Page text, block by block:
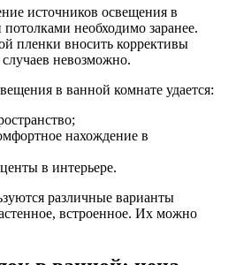
источников освещения в
необходимо заранее.
пленки вносить коррективы
невозможно.
в ванной комнате удается:
нахождение в
в интерьере.
различные варианты
встроенное. Их можно